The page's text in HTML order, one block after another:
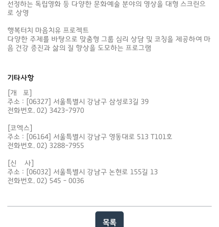
선정하는 독립영화 등 다양한 문화예술 분야의 영상을 대형 스크린으
로 상영
행복터치 마음치유 프로젝트
다양한 주제를 바탕으로 맞춤형 그룹 심리 상담 및 코칭을 제공하여 마
음 건강 증진과 삶의 질 향상을 도모하는 프로그램
기타사항
[개   포]
주소 : [06327] 서울특별시 강남구 삼성로3길 39
전화번호. 02) 3423-7970
[코엑스]
주소 : [06164] 서울특별시 강남구 영동대로 513 T101호
전화번호. 02) 3288-7955
[신    사]
주소 : [06032] 서울특별시 강남구 논현로 155길 13
전화번호. 02) 545 - 0036
목록